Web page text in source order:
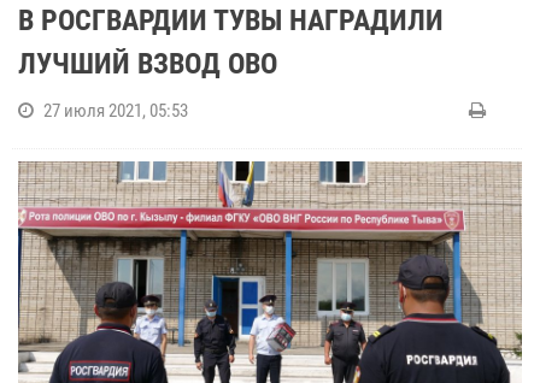
В РОСГВАРДИИ ТУВЫ НАГРАДИЛИ
ЛУЧШИЙ ВЗВОД ОВО
27 июля 2021, 05:53